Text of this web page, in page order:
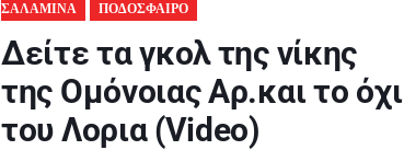
ΣΑΛΑΜΙΝΑ
ΠΟΔΟΣΦΑΙΡΟ
Δείτε τα γκολ της νίκης
της Ομόνοιας Αρ.και το όχι
του Λορια (Video)